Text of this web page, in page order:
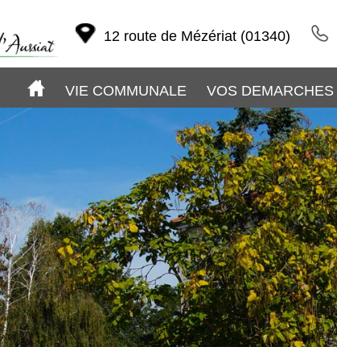
12 route de Mézériat (01340)
VOS DEMARCHES
VIE COMMUNALE